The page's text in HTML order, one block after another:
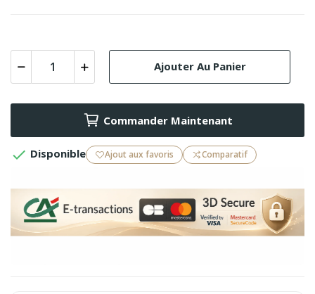
Ajouter Au Panier
Commander Maintenant
 Disponible Ajout aux favoris Comparatif